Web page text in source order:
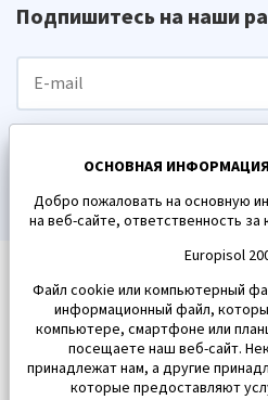
Подпишитесь на наши
ОСНОВНАЯ ИНФОРМАЦИЯ
Добро пожаловать на основную
на веб-сайте, ответственность
Europisol
Файл cookie или компьютерный
информационный файл,
компьютере, смартфоне или
посещаете наш веб-сайт.
принадлежат нам, а другие
которые предоставляют